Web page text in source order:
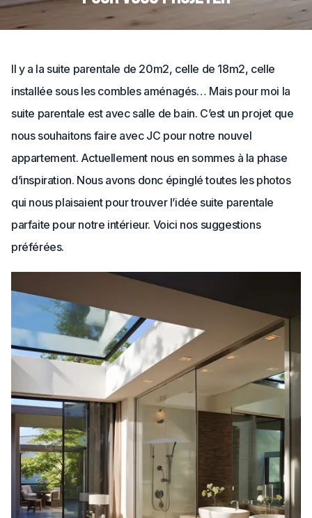
Il y a la suite parentale de 20m2, celle de 18m2, celle
installée sous les combles aménagés… Mais pour moi la
suite parentale est avec salle de bain. C’est un projet que
nous souhaitons faire avec JC pour notre nouvel
appartement. Actuellement nous en sommes à la phase
d’inspiration. Nous avons donc épinglé toutes les photos
qui nous plaisaient pour trouver l’idée suite parentale
parfaite pour notre intérieur. Voici nos suggestions
préférées.